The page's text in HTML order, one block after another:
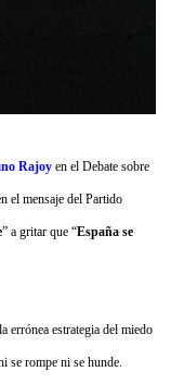
Rajoy en el Debate sobre
el mensaje del Partido
” a gritar que “España se
errónea estrategia del miedo
se rompe ni se hunde.